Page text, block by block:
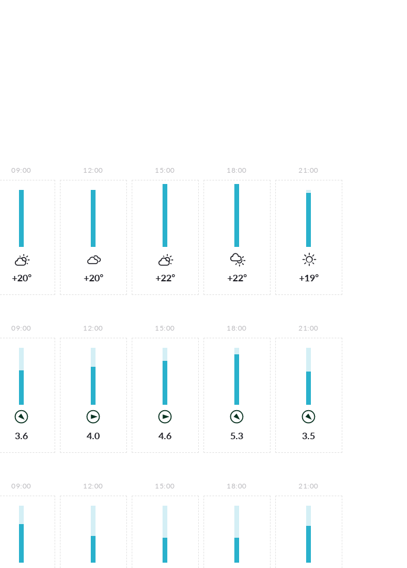
09:00
+20°
12:00
+20°
15:00
+22°
18:00
+22°
21:00
+19°
09:00
3.6
12:00
4.0
15:00
4.6
18:00
5.3
21:00
3.5
09:00 12:00 15:00 18:00 21:00